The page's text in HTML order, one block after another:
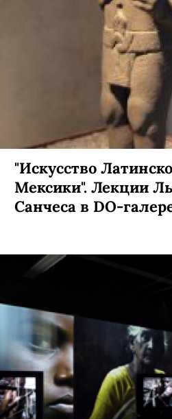
"Иcкусство
Мексики". Лекции
Санчеса в DO-